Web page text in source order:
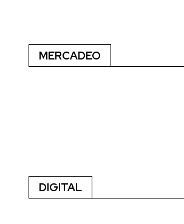
MERCADEO
DIGITAL